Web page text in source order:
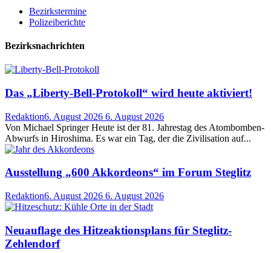
Bezirkstermine
Polizeiberichte
Bezirksnachrichten
Das „Liberty-Bell-Protokoll“ wird heute aktiviert!
Redaktion6. August 2026 6. August 2026
Von Michael Springer Heute ist der 81. Jahrestag des Atombomben-
Abwurfs in Hiroshima. Es war ein Tag, der die Zivilisation auf...
Ausstellung „600 Akkordeons“ im Forum Steglitz
Redaktion6. August 2026 6. August 2026
Neuauflage des Hitzeaktionsplans für Steglitz-
Zehlendorf